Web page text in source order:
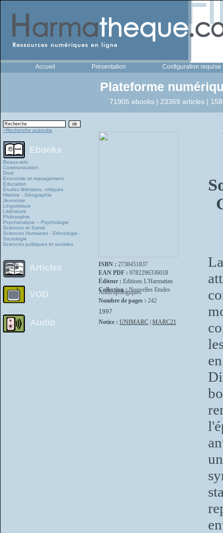
Accueil Présentation Configuration requise
Plateforme
71905 ebooks | 23369 articles |
>Recherche avancée
Ebooks
Beaux-arts
Communication
Droit
Economie et management
Education
Études littéraires, critiques
Histoire - Géographie
Jeunesse
Linguistique
Littérature
Philosophie
Psychanalyse – Psychologie
Sciences et Santé
Sciences Humaines - Ethnologie -
Sociologie
Sciences politiques et sociales
Articles
VOD
Audio
ISBN : 2738451837
EAN PDF : 9782296336018
Éditeur : Editions L'Harmattan
Collection :Nouvelles Etudes
Anthropologiques
Nombre de pages : 242
1997
Notice : UNIMARC MARC21